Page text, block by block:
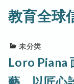
教育全球
未分类
Loro Piana